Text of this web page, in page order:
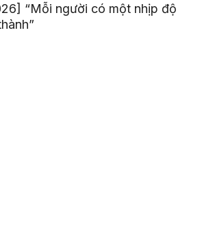
“Mỗi người có một nhịp độ